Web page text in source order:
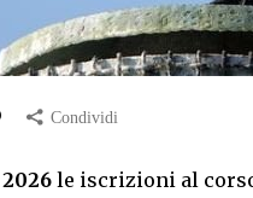
le iscrizioni al